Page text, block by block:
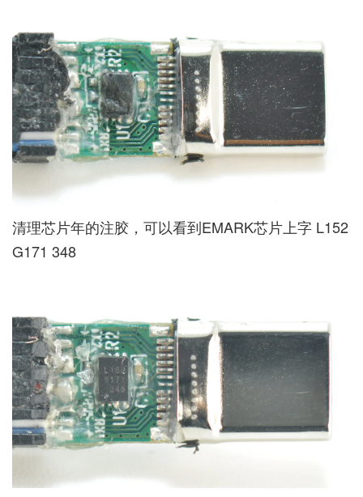
清理芯片年的注胶，可以看到EMARK芯片上字 L152
G171 348